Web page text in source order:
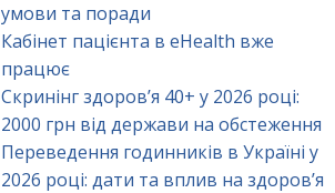
умови та поради
Кабінет пацієнта в eHealth вже
працює
Скринінг здоров’я 40+ у 2026 році:
2000 грн від держави на обстеження
Переведення годинників в Україні у
2026 році: дати та вплив на здоров’я